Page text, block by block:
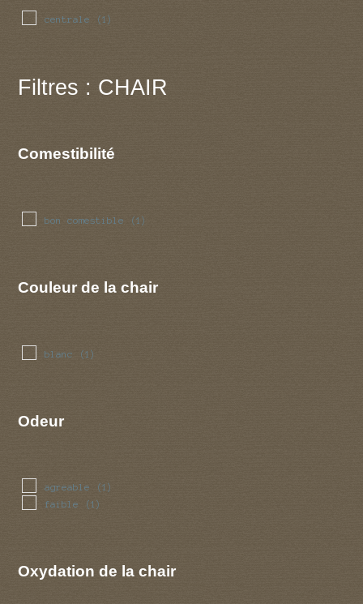
centrale (1)
Filtres : CHAIR
Comestibilité
bon comestible (1)
Couleur de la chair
blanc (1)
Odeur
agreable (1)
faible (1)
Oxydation de la chair